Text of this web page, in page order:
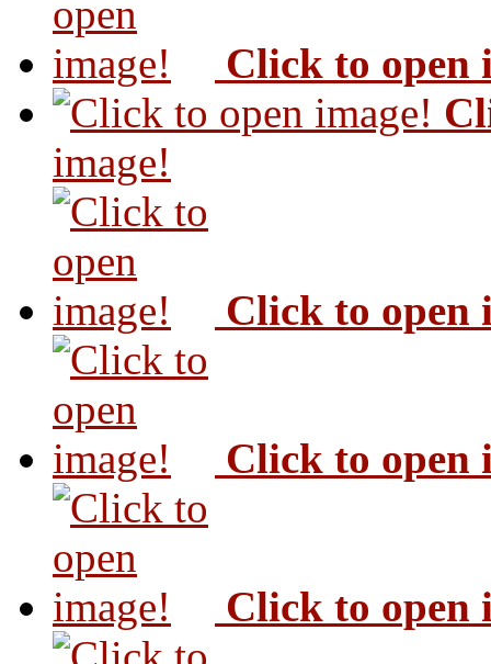
Click to open
image!
Click to open
Click to open
Click to open